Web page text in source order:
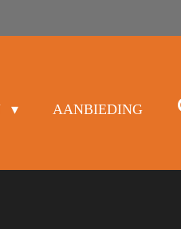
AANBIEDING